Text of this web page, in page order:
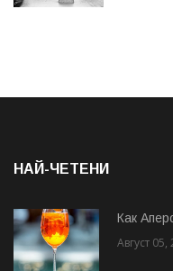
НАЙ-ЧЕТЕНИ
Как
Август 05,